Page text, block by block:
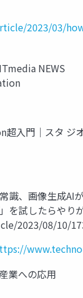
2023/03/
NEWS
入門｜スタ ジ
、画像生成AI
試したらやり
2023/08/10/
業への応用